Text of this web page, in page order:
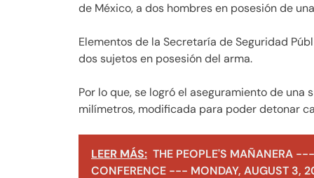
de México, a dos hombres en posesión de
Elementos de la Secretaría de Seguridad
dos sujetos en posesión del arma.
Por lo que, se logró el aseguramiento de
milímetros, modificada para poder detonar
LEER MÁS: THE PEOPLE'S MAÑANERA
CONFERENCE --- MONDAY, AUGUST 3,